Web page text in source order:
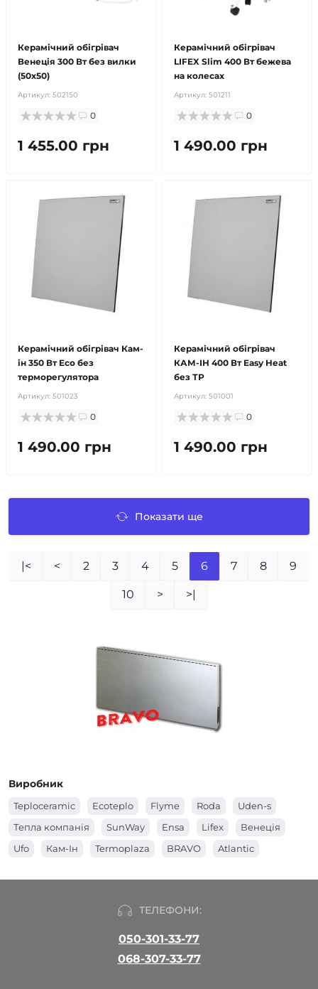
Керамічний обігрівач
Венеція 300 Вт без вилки
(50х50)
Артикул: 502150
0
1 455.00 грн
Керамічний обігрівач
LIFEX Slim 400 Вт бежева
на колесах
Артикул: 501211
0
1 490.00 грн
Керамічний обігрівач Кам-
ін 350 Вт Eco без
терморегулятора
Артикул: 501023
0
1 490.00 грн
Керамічний обігрівач
КАМ-ІН 400 Вт Easy Heat
без ТР
Артикул: 501001
0
1 490.00 грн
Показати ще
|< < 2 3 4 5 6 7 8 9
10 > >|
Виробник
Teploceramic Ecoteplo Flyme Roda
Uden-s
Тепла компанія
SunWay Ensa Lifex
Венеція
Ufo
Кам-Ін Termoplaza BRAVO Atlantic
ТЕЛЕФОНИ:
050-301-33-77
068-307-33-77